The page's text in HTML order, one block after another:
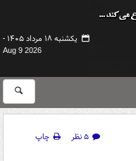
یکشنبه ۱۸ مرداد ۱۴۰۵ -
Aug 9 2026
۵ نظر
چاپ